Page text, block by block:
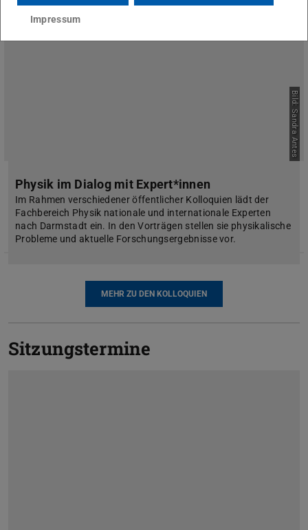
Bild: Sandra Antes
Physik im Dialog mit Expert*innen
Im Rahmen verschiedener öffentlicher Kolloquien lädt der
Fachbereich Physik nationale und internationale Experten
nach Darmstadt ein. In den Vorträgen stellen sie physikalische
Probleme und aktuelle Forschungsergebnisse vor.
MEHR ZU DEN KOLLOQUIEN
Sitzungstermine
Impressum